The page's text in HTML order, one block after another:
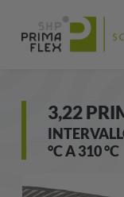
3,22
°C A 310 °C